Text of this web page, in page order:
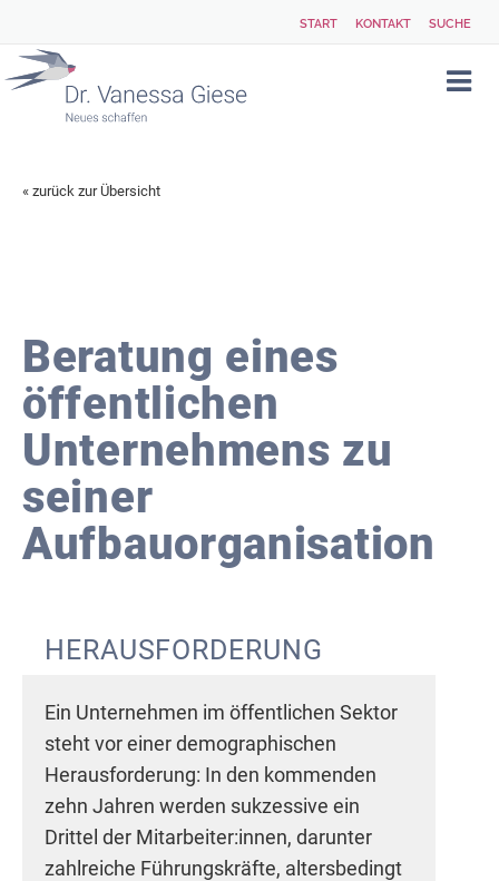
START KONTAKT SUCHE
« zurück zur Übersicht
Beratung eines
öffentlichen
Unternehmens zu
seiner
Aufbauorganisation
HERAUSFORDERUNG
Ein Unternehmen im öffentlichen Sektor
steht vor einer demographischen
Herausforderung: In den kommenden
zehn Jahren werden sukzessive ein
Drittel der Mitarbeiter:innen, darunter
zahlreiche Führungskräfte, altersbedingt